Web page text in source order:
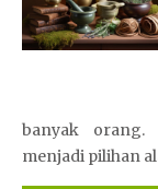
banyak orang.
menjadi pilihan